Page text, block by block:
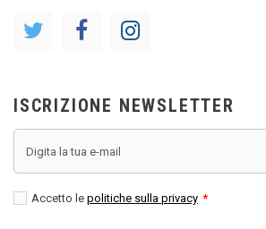
ISCRIZIONE NEWSLETTER
Accetto le politiche sulla privacy *